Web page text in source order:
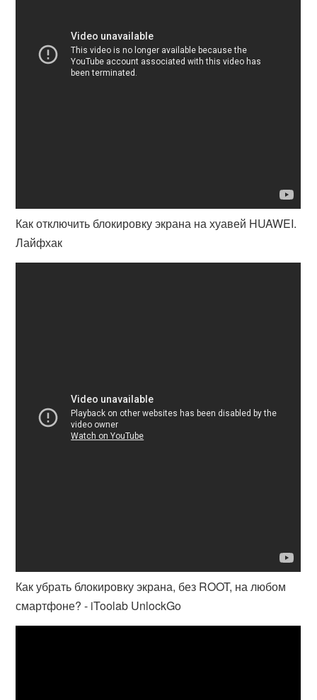
Как отключить блокировку экрана на хуавей HUAWEI.
Лайфхак
Как убрать блокировку экрана, без ROOT, на любом
смартфоне? - iToolab UnlockGo